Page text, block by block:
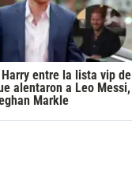
entre la lista vip de
alentaron a Leo Messi,
Markle